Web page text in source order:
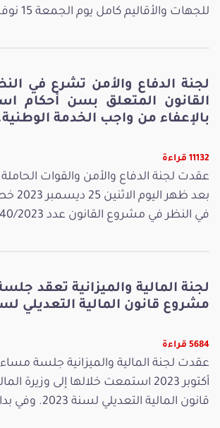
للجهات والأقاليم كامل يوم الجمعة 15 نوفمبر 2024 م...
لجنة الدفاع والأمن تشرع في
القانون المتعلق بسن أحكام
بالإعفاء من واجب الخدمة
11132 قراءة
عقدت لجنة الدفاع والأمن والقوات
بعد
في النظر في مشروع القانون عدد 40/2023 المتع...
لجنة المالية والميزانية تعقد
مشروع قانون المالية التعديلي لسنة
5684 قراءة
أكتوبر 2023 استمعت خلالها إلى
قانون المالية التعديلي لسنة 2023. وفي بداية ...